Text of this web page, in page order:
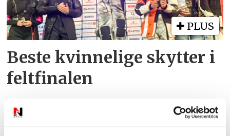
PLUS
Beste kvinnelige skytter i
feltfinalen